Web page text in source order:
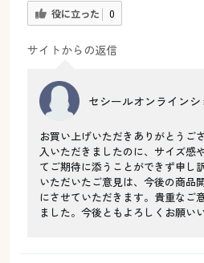
役に立った 0
サイトからの返信
セシールオンラインシ
お買い上げいただきありがとうご
入いただきましたのに、サイズ感
てご期待に添うことができず申し
いただいたご意見は、今後の商品
にさせていただきます。貴重なご
ました。今後ともよろしくお願い